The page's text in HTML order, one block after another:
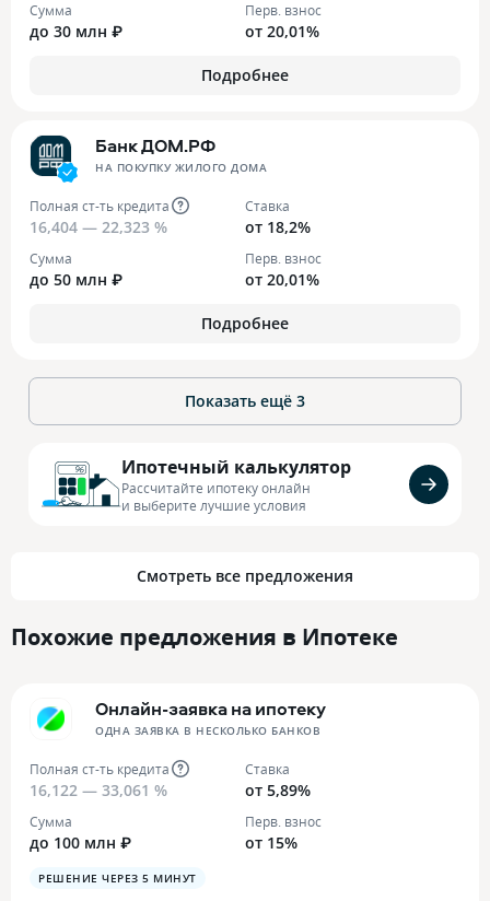
Сумма
до 30 млн ₽
Перв. взнос
от 20,01%
Подробнее
Банк ДОМ.РФ
НА ПОКУПКУ ЖИЛОГО ДОМА
Полная ст-ть кредита
16,404 — 22,323 %
Ставка
от 18,2%
Сумма
до 50 млн ₽
Перв. взнос
от 20,01%
Подробнее
Показать ещё 3
Ипотечный калькулятор
Рассчитайте ипотеку онлайн
и выберите лучшие условия
Смотреть все предложения
Похожие предложения в Ипотеке
Онлайн-заявка на ипотеку
ОДНА ЗАЯВКА В НЕСКОЛЬКО БАНКОВ
Полная ст-ть кредита
16,122 — 33,061 %
Ставка
от 5,89%
Сумма
до 100 млн ₽
Перв. взнос
от 15%
РЕШЕНИЕ ЧЕРЕЗ 5 МИНУТ